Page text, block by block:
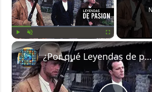
Unmute Fullscreen
¿Por qué Leyendas de pasión es una película que sigue cautivando?